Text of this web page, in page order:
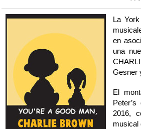
La
en
una
Gesner
El
2016,
musical